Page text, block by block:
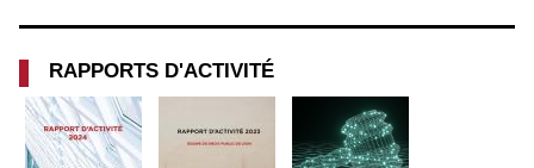
RAPPORTS D'ACTIVITÉ